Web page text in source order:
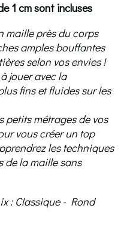
1 cm sont incluses
maille près du corps
amples bouffantes
selon vos envies !
jouer avec la
fins et fluides sur les
petits métrages de vos
vous créer un top
les techniques
de la maille sans
: Classique - Rond